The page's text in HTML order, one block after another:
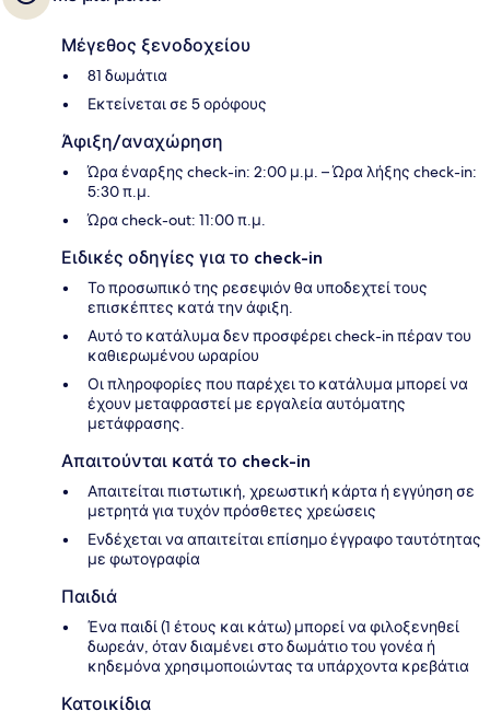
Μέγεθος ξενοδοχείου
81 δωμάτια
Εκτείνεται σε 5 ορόφους
Άφιξη/αναχώρηση
Ώρα έναρξης check-in: 2:00 μ.μ. – Ώρα λήξης check-in:
5:30 π.μ.
Ώρα check-out: 11:00 π.μ.
Ειδικές οδηγίες για το check-in
Το προσωπικό της ρεσεψιόν θα υποδεχτεί τους
επισκέπτες κατά την άφιξη.
Αυτό το κατάλυμα δεν προσφέρει check-in πέραν του
καθιερωμένου ωραρίου
Οι πληροφορίες που παρέχει το κατάλυμα μπορεί να
έχουν μεταφραστεί με εργαλεία αυτόματης
μετάφρασης.
Απαιτούνται κατά το check-in
Απαιτείται πιστωτική, χρεωστική κάρτα ή εγγύηση σε
μετρητά για τυχόν πρόσθετες χρεώσεις
Ενδέχεται να απαιτείται επίσημο έγγραφο ταυτότητας
με φωτογραφία
Παιδιά
Ένα παιδί (1 έτους και κάτω) μπορεί να φιλοξενηθεί
δωρεάν, όταν διαμένει στο δωμάτιο του γονέα ή
κηδεμόνα χρησιμοποιώντας τα υπάρχοντα κρεβάτια
Κατοικίδια